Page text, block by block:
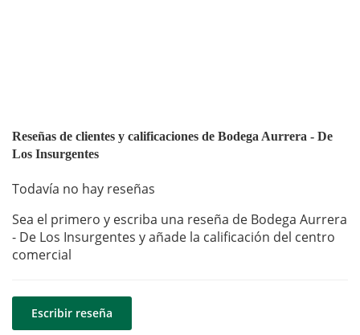
Reseñas de clientes y calificaciones de Bodega Aurrera - De
Los Insurgentes
Todavía no hay reseñas
Sea el primero y escriba una reseña de Bodega Aurrera
- De Los Insurgentes y añade la calificación del centro
comercial
Escribir reseña